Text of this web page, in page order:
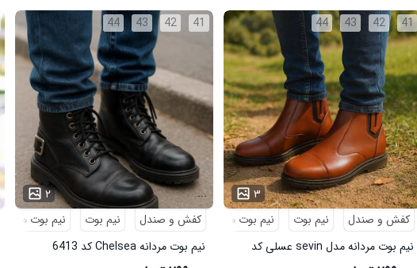
41
42
43
44
۳
...
کفش و صندل
نیم بوت
نیم بوت مردانه
نیم بوت مردانه مدل sevin عسلی کد
41
42
43
44
۲
...
کفش و صندل
نیم بوت
نیم بوت مردانه
نیم بوت مردانه Chelsea کد 6413